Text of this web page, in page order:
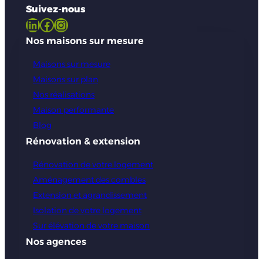
Suivez-nous
LinkedIn Facebook Instagram
Nos maisons sur mesure
Maisons sur mesure
Maisons sur plan
Nos réalisations
Maison performante
Blog
Rénovation & extension
Rénovation de votre logement
Aménagement des combles
Extension et agrandissement
Isolation de votre logement
Sur élévation de votre maison
Nos agences